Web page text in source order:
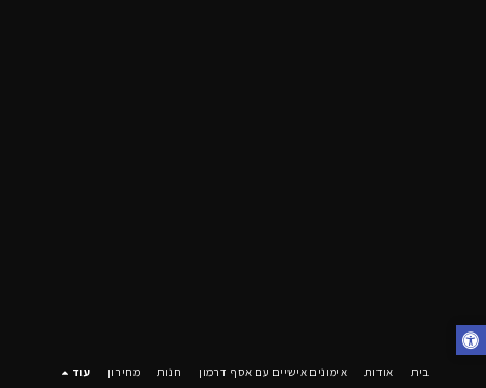
בית אודות אימונים אישיים עם אסף דרמון חנות מחירון עוד